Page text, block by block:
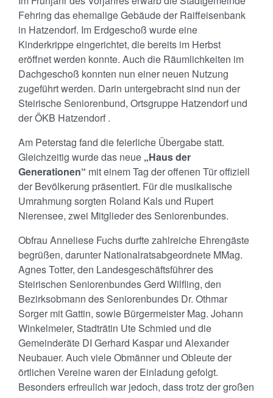
Fehring das ehemalige Gebäude der Raiffeisenbank
in Hatzendorf. Im Erdgeschoß wurde eine
Kinderkrippe eingerichtet, die bereits im Herbst
eröffnet werden konnte. Auch die Räumlichkeiten im
Dachgeschoß konnten nun einer neuen Nutzung
zugeführt werden. Darin untergebracht sind nun der
Steirische Seniorenbund, Ortsgruppe Hatzendorf und
der ÖKB Hatzendorf .
Am Peterstag fand die feierliche Übergabe statt.
Gleichzeitig wurde das neue „Haus der
Generationen“ mit einem Tag der offenen Tür offiziell
der Bevölkerung präsentiert. Für die musikalische
Umrahmung sorgten Roland Kals und Rupert
Nierensee, zwei Mitglieder des Seniorenbundes.
Obfrau Anneliese Fuchs durfte zahlreiche Ehrengäste
begrüßen, darunter Nationalratsabgeordnete MMag.
Agnes Totter, den Landesgeschäftsführer des
Steirischen Seniorenbundes Gerd Wilfling, den
Bezirksobmann des Seniorenbundes Dr. Othmar
Sorger mit Gattin, sowie Bürgermeister Mag. Johann
Winkelmeier, Stadträtin Ute Schmied und die
Gemeinderäte DI Gerhard Kaspar und Alexander
Neubauer. Auch viele Obmänner und Obleute der
örtlichen Vereine waren der Einladung gefolgt.
Besonders erfreulich war jedoch, dass trotz der großen